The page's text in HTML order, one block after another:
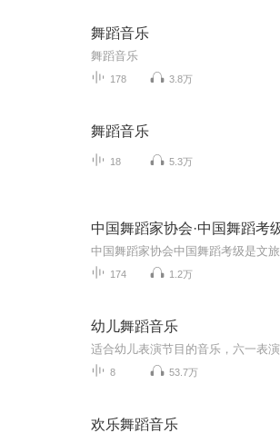
舞蹈音乐
舞蹈音乐
178 3.8万
舞蹈音乐
18 5.3万
174 1.2万
幼儿舞蹈音乐
适合幼儿表演节目的音乐，六一表
8 53.7万
欢乐舞蹈音乐